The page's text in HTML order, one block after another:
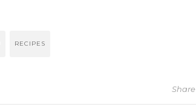
RECIPES
Share